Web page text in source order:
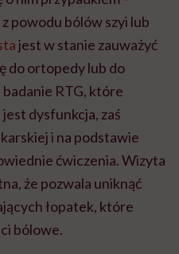
powodu bólów szyi lub
jest w stanie zauważyć
do ortopedy lub do
RTG, które
dysfunkcja, zaś
i na podstawie
ćwiczenia. Wizyta
że pozwala uniknąć
łopatek, które
bólowe.